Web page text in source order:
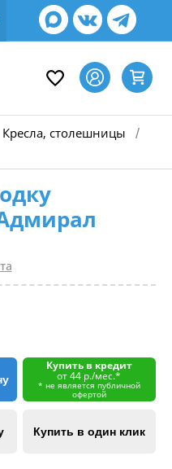
Кресла, столешницы /
Купить в кредит
от 44 р./мес.*
* не является публичной
офертой
Купить в один клик